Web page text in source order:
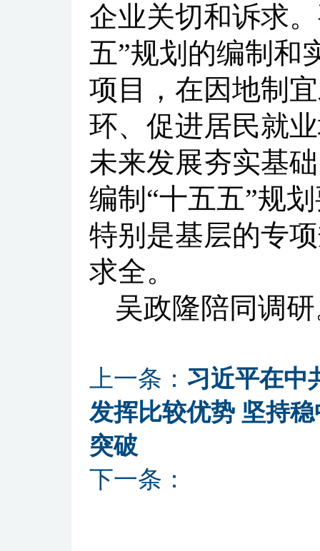
企业关切和诉求
五”规划的编制和
项目，在因地制
环、促进居民就
未来发展夯实基
编制“十五五”规
特别是基层的专
求全。
吴政隆陪同调
上一条： 习近平在中
发挥比较优势 坚持
突破
下一条：